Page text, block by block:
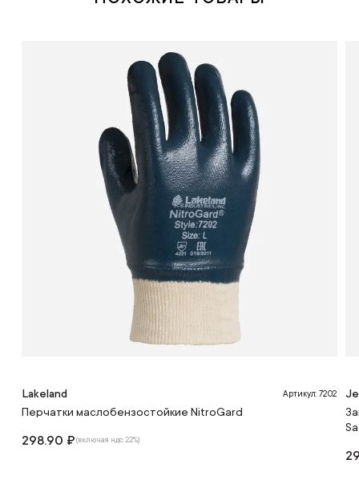
Lakeland Артикул: 7202
Перчатки маслобензостойкие NitroGard
298.90 ₽(включая ндс 22%)